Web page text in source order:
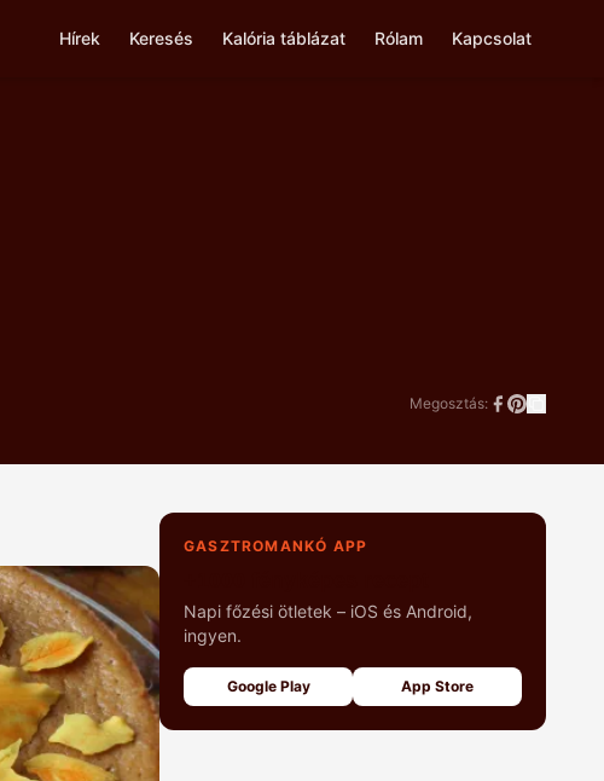
Hírek Keresés Kalória táblázat Rólam Kapcsolat
Megosztás:
GASZTROMANKÓ APP
Napi főzési ötletek – iOS és Android,
ingyen.
Google Play App Store